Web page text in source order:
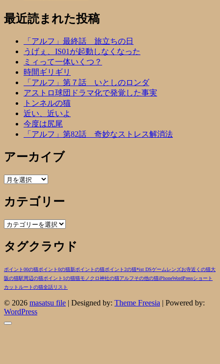
最近読まれた投稿
「アルフ」最終話 旅立ちの日
うげぇ、IS01が起動しなくなった
ミィって一体いくつ？
時間ギリギリ
「アルフ」第７話 いとしのロンダ
アストロ球団ドラマ化で発覚した事実
トンネルの猫
近い、近いよ
今度は尻尾
「アルフ」第82話 奇妙なストレス解消法
アーカイブ
ア
カ
イ
ブ
カテゴリー
カ
ゴ
リ
タグクラウド
ポイント00の猫ポイント0の猫新ポイントの猫ポイント2の猫*ist DSゲームレンズお寺近くの猫大
阪の猫駅周辺の猫ポイント1の猫猫モノクロ神社の猫アルフその他の猫iPhoneWordPressショート
カットルートの猫全話リスト
© 2026 masatsu file | Designed by: Theme Freesia | Powered by:
WordPress